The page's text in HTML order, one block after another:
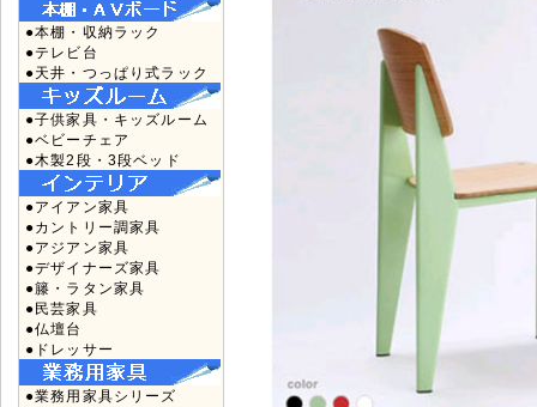
●本棚・収納ラック
●テレビ台
●天井・つっぱり式ラック
●子供家具・キッズルーム
●ベビーチェア
●木製2段・3段ベッド
●アイアン家具
●カントリー調家具
●アジアン家具
●デザイナーズ家具
●籐・ラタン家具
●民芸家具
●仏壇台
●ドレッサー
●業務用家具シリーズ